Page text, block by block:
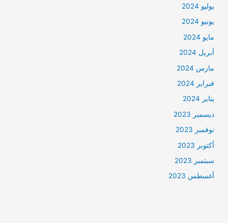
يوليو 2024
يونيو 2024
مايو 2024
أبريل 2024
مارس 2024
فبراير 2024
يناير 2024
ديسمبر 2023
نوفمبر 2023
أكتوبر 2023
سبتمبر 2023
أغسطس 2023